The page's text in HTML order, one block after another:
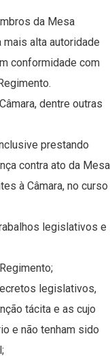
da Mesa
mais alta autoridade
conformidade com
dentre outras
prestando
contra ato da Mesa
à Câmara, no curso
legislativos e
legislativos,
tácita e as cujo
e não tenham sido